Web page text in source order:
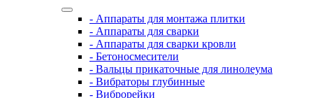
- Аппараты для монтажа плитки
- Аппараты для сварки
- Аппараты для сварки кровли
- Бетоносмесители
- Вальцы прикаточные для линолеума
- Вибраторы глубинные
- Виброрейки